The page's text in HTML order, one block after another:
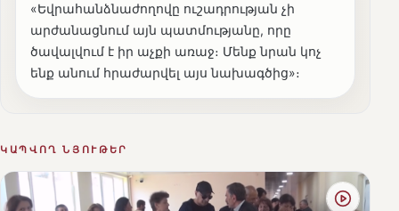
«Եվրահանձնաժողովը ուշադրության չի
արժանացնում այն ​​պատմությանը, որը
ծավալվում է իր աչքի առաջ։ Մենք նրան կոչ
ենք անում հրաժարվել այս նախագծից»։
ԿԱՊՎՈՂ ՆՅՈՒԹԵՐ